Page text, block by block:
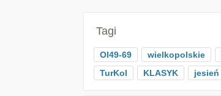
Tagi
Ol49-69 wielkopolskie
TurKol
KLASYK jesień